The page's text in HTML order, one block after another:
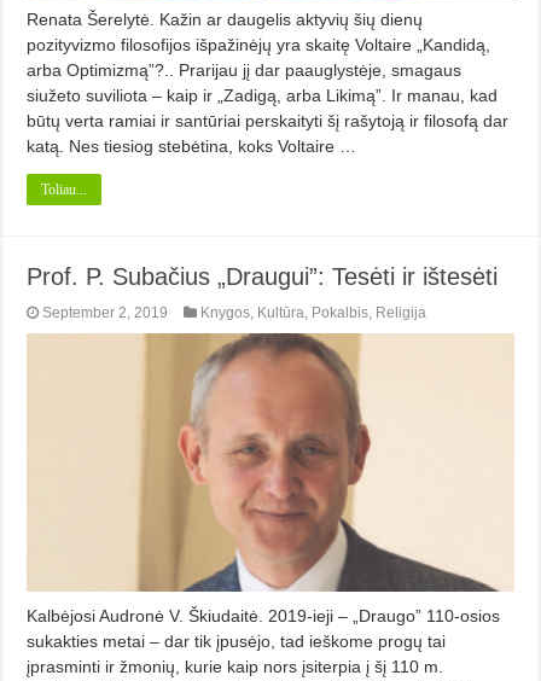
Renata Šerelytė. Kažin ar daugelis aktyvių šių dienų
pozityvizmo filosofijos išpažinėjų yra skaitę Voltaire „Kandidą,
arba Optimizmą”?.. Prarijau jį dar paauglystėje, smagaus
siužeto suviliota – kaip ir „Zadigą, arba Likimą”. Ir manau, kad
būtų verta ramiai ir santūriai perskaityti šį rašytoją ir filosofą dar
katą. Nes tiesiog stebėtina, koks Voltaire …
Toliau...
Prof. P. Subačius „Draugui”: Tesėti ir ištesėti
September 2, 2019 Knygos Kultūra Pokalbis Religija
Kalbėjosi Audronė V. Škiudaitė. 2019-ieji – „Draugo” 110-osios
sukakties metai – dar tik įpusėjo, tad ieškome progų tai
įprasminti ir žmonių, kurie kaip nors įsiterpia į šį 110 m.